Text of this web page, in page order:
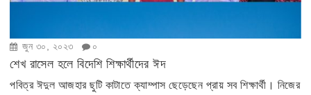
জুন ৩০, ২০২৩ ০
শেখ রাসেল হলে বিদেশি শিক্ষার্থীদের ঈদ
পবিত্র ঈদুল আজহার ছুটি কাটাতে ক্যাম্পাস ছেড়েছেন প্রায় সব শিক্ষার্থী। নিজের